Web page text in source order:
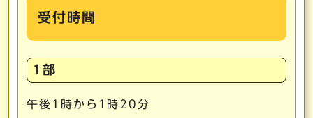
受付時間
1部
午後1時から1時20分